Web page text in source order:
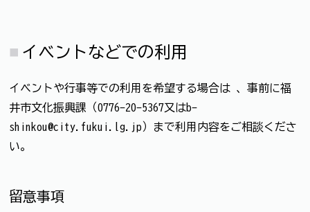
イベントなどでの利用
イベントや行事等での利用を希望する場合は 、事前に福
井市文化振興課（0776-20-5367又はb-
shinkou@city.fukui.lg.jp）まで利用内容をご相談くださ
い。
留意事項